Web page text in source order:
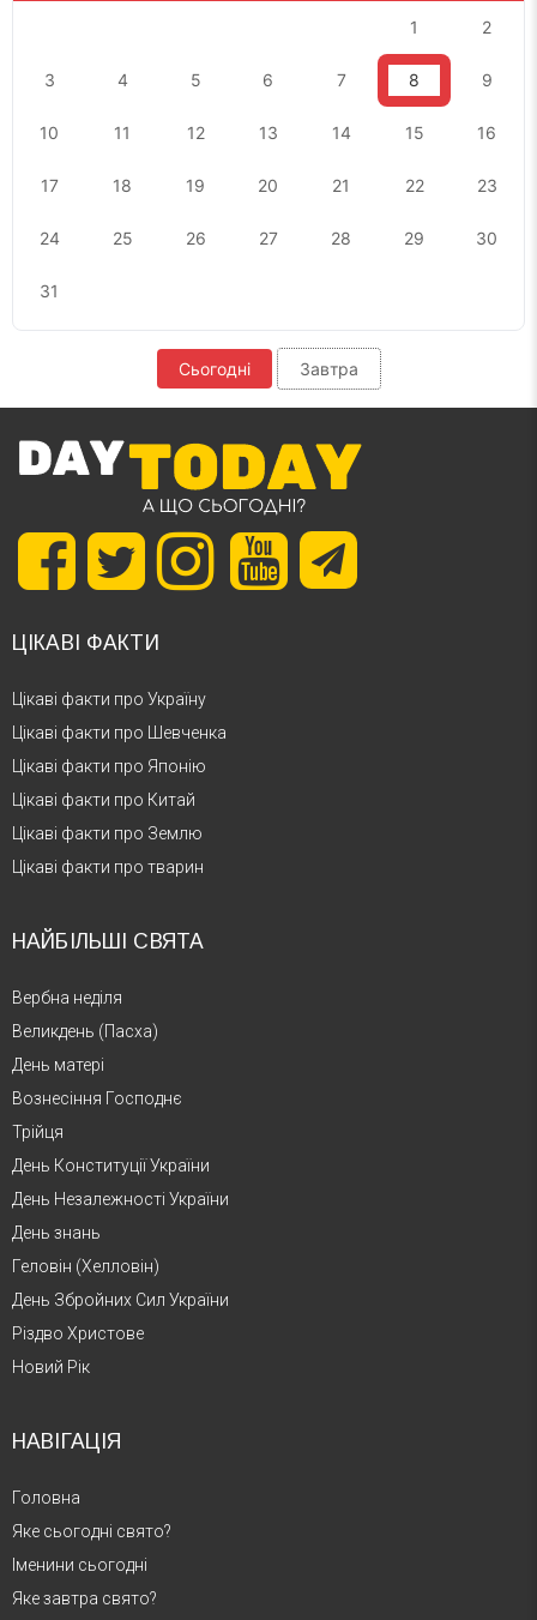
1 2
3 4 5 6 7 8 9
10 11 12 13 14 15 16
17 18 19 20 21 22 23
24 25 26 27 28 29 30
31
Сьогодні Завтра
ЦІКАВІ ФАКТИ
Цікаві факти про Україну
Цікаві факти про Шевченка
Цікаві факти про Японію
Цікаві факти про Китай
Цікаві факти про Землю
Цікаві факти про тварин
НАЙБІЛЬШІ СВЯТА
Вербна неділя
Великдень (Пасха)
День матері
Вознесіння Господнє
Трійця
День Конституції України
День Незалежності України
День знань
Геловін (Хелловін)
День Збройних Сил України
Різдво Христове
Новий Рік
НАВІГАЦІЯ
Головна
Яке сьогодні свято?
Іменини сьогодні
Яке завтра свято?